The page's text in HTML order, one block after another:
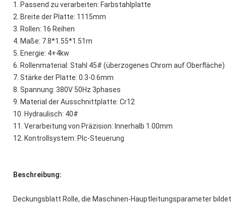
1. Passend zu verarbeiten: Farbstahlplatte
2. Breite der Platte: 1115mm
3. Rollen: 16 Reihen
4. Maße: 7.8*1.55*1.51m
5. Energie: 4+4kw
6. Rollenmaterial: Stahl 45# (überzogenes Chrom auf Oberfläche)
7. Stärke der Platte: 0.3-0.6mm
8. Spannung: 380V 50Hz 3phases
9. Material der Ausschnittplatte: Cr12
10. Hydraulisch: 40#
11. Verarbeitung von Präzision: Innerhalb 1.00mm
12. Kontrollsystem: Plc-Steuerung
Beschreibung:
Deckungsblatt Rolle, die Maschinen-Hauptleitungsparameter bildet